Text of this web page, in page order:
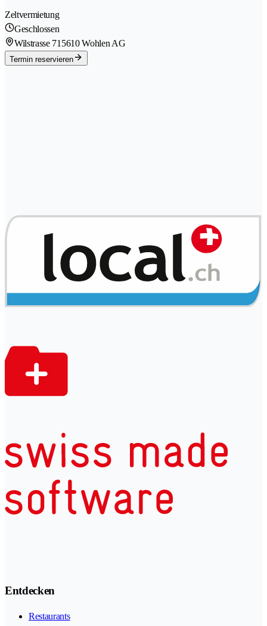
Zeltvermietung
Geschlossen
Wilstrasse 71 5610 Wohlen AG
Termin reservieren
Entdecken
Restaurants